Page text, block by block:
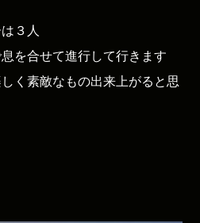
３人
を合せて進行して行きます
く素敵なもの出来上がると思